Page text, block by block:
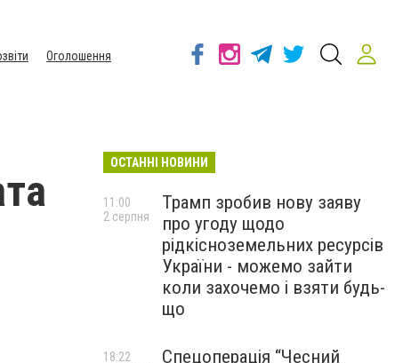
Оголошення
ОСТАННІ НОВИНИ
Трамп зробив нову заяву
про угоду щодо
рідкісноземельних ресурсів
України - можемо зайти
коли захочемо і взяти будь-
що
11:00
2 серпня
Спецоперація “Чесний
18:22